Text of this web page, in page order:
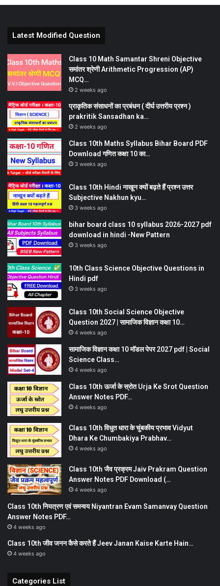
Latest Modified Question
Class 10 Math Samantar Shreni Objective
समांतर श्रेणी Arithmetic Progression (AP)
MCQ…
2 weeks ago
प्राकृतिक संसाधनों का प्रबंधन ( दीर्घ उत्तरीय प्रश्न )
prakritik Sansadhan ka…
2 weeks ago
Class 10th Maths Syllabus Bihar Board PDF
Download गणित कक्षा 10 का…
3 weeks ago
Class 10th Hindi नाखून क्यों बढ़ते हैं प्रश्न उत्तर
Subjective Nakhun kyu…
3 weeks ago
bihar board class 10 syllabus 2026-2027 pdf
download in hindi -New Pattern
3 weeks ago
10th Class Science Objective Questions in
Hindi pdf
3 weeks ago
Class 10th Social Science Objective
Question 2027 | सामाजिक विज्ञान कक्षा 10…
4 weeks ago
सामाजिक विज्ञान कक्षा 10 मॉडल पेपर 2027 pdf | Social
Science Class…
4 weeks ago
Class 10th ऊर्जा के स्रोत Urja Ke Srot Question
Answer Notes PDF…
4 weeks ago
Class 10th विधुत धारा के चुंबकीय प्रभाव Vidyut
Dhara Ke Chumbakiya Prabhav…
4 weeks ago
Class 10th जैव प्रक्रम Jaiv Prakram Question
Answer Notes PDF Download (…
4 weeks ago
Class 10th नियत्रण एवं समन्वय Niyantran Evam Samanvay Question
Answer Notes PDF…
4 weeks ago
Class 10th जीव जनन कैसे करते हैं Jeev Janan Kaise Karte Hain…
4 weeks ago
Categories List